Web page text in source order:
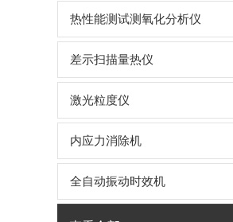
热性能测试测氧化分析仪
差示扫描量热仪
激光粒度仪
内应力消除机
全自动振动时效机